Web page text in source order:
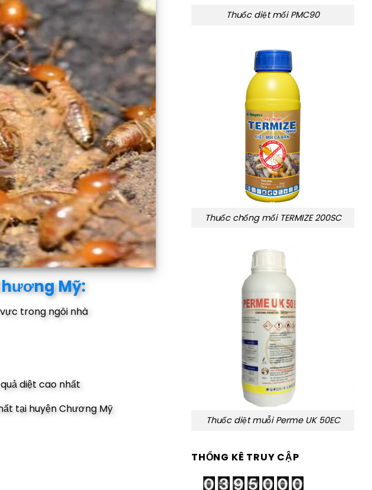
Mỹ:
trong ngôi nhà
diệt cao nhất
tại huyện Chương Mỹ
Thuốc diệt mối PMC90
Thuốc chống mối TERMIZE 200SC
Thuốc diệt muỗi Perme UK 50EC
THỐNG KÊ TRUY CẬP